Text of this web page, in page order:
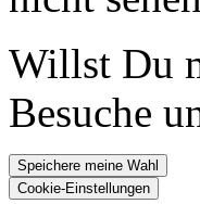
Willst Du
Besuche
Speichere meine Wahl
Cookie-Einstellungen